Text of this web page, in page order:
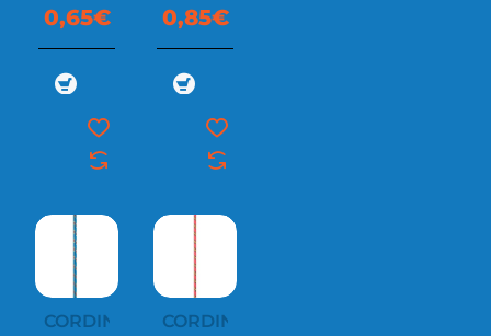
0,65€ 0,85€
CORDINO
CORDINO